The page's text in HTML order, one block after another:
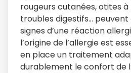
rougeurs cutanées, otites
troubles digestifs…
signes d’une réaction
l’origine de l’allergie est
en place un traitement
durablement le confort de